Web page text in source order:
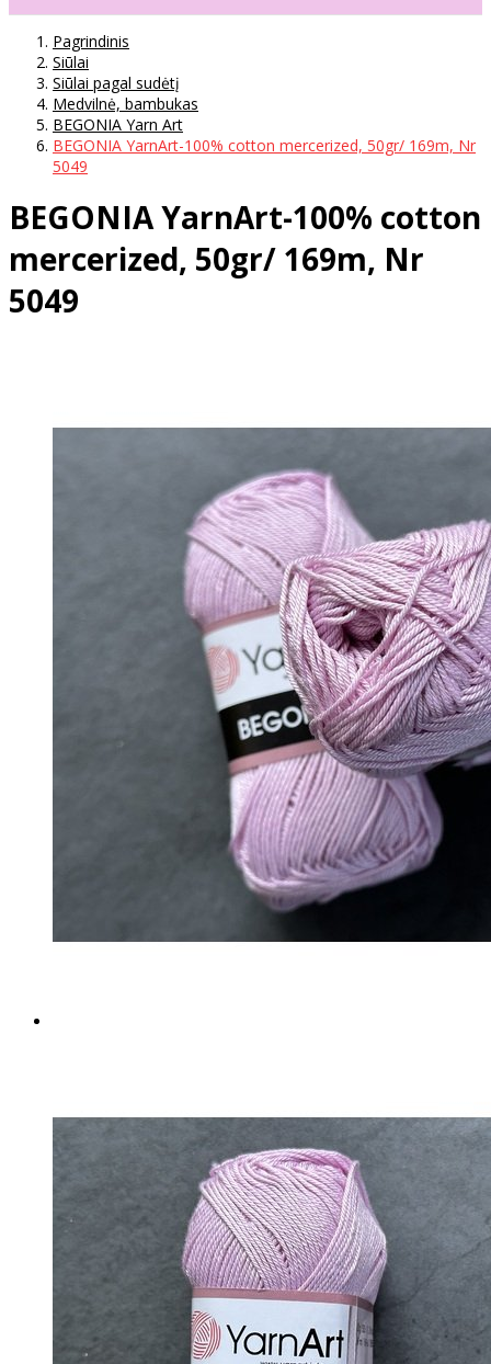
Pagrindinis
Siūlai
Siūlai pagal sudėtį
Medvilnė, bambukas
BEGONIA Yarn Art
BEGONIA YarnArt-100% cotton mercerized, 50gr/ 169m, Nr
5049
BEGONIA YarnArt-100% cotton
mercerized, 50gr/ 169m, Nr
5049